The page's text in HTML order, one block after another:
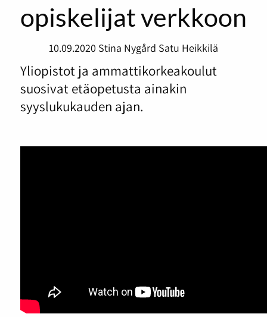
opiskelijat verkkoon
10.09.2020 Stina Nygård Satu Heikkilä
Yliopistot ja ammattikorkeakoulut
suosivat etäopetusta ainakin
syyslukukauden ajan.